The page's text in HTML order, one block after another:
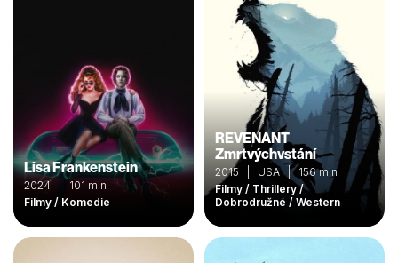
Lisa Frankenstein
2024 | 101 min
Filmy / Komedie
REVENANT
Zmrtvýchvstání
2015 | USA | 156 min
Filmy / Thrillery /
Dobrodružné / Western